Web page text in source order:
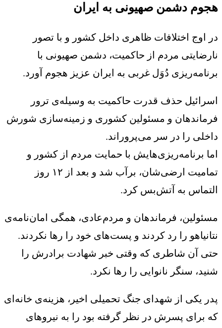
هجوم دشمن صهیونی به ایران
در اوج اختلافات ظاهری داخل کشور و با تصور
نارضایتی مردم از حاکمیت، دشمن صهیونی با
برنامه‌ریزی دُوَل غربی به ایران عزیز هجوم آورد.
اسرائیل حذف قدرت حاکمیت به وسیله‌ی ترور
فرماندهان و مسئولین کشوری و زمینه‌سازی شورش
داخلی را در سر می‌پروراند.
اما برنامه‌ریزی‌هایش با حمایت مردم از کشور و
تمامیت ارضی‌شان، برآب شد و بعد از ۱۲ روز
التماس به آتش‌بس کرد.
مسئولین، فرماندهان و مردم‌عادی، همگی امان‌نامه‌ی
نتانیاهو را رد کردند و پست‌های خود را رها نکردند.
حتی آن شاطری که وقتی خبر شهادت برادرش را
شنید، سنگر نانوایی را رها نکرد.
پدر یکی از شهدای جنگ تحمیلی اخیر، هزینه‌ی خانه‌ای
که برای پسرش در نظر گرفته بود را به نیروهای